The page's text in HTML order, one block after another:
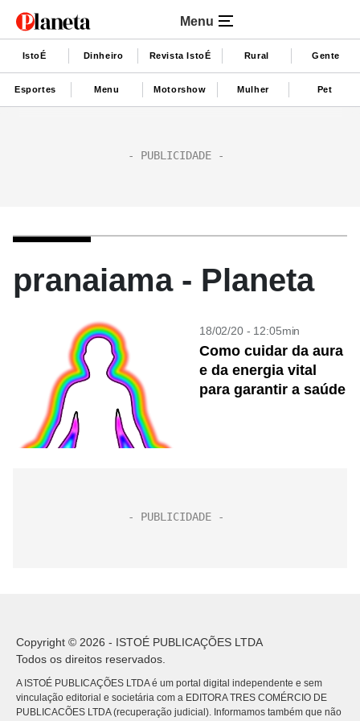
Menu
IstoÉ Dinheiro Revista IstoÉ Rural Gente
Esportes Menu Motorshow Mulher Pet
pranaiama - Planeta
18/02/20 - 12:05min
Como cuidar da aura
e da energia vital
para garantir a saúde
Copyright © 2026 - ISTOÉ PUBLICAÇÕES LTDA
Todos os direitos reservados.
A ISTOÉ PUBLICAÇÕES LTDA é um portal digital independente e sem
vinculação editorial e societária com a EDITORA TRES COMÉRCIO DE
PUBLICACÕES LTDA (recuperação judicial). Informamos também que não